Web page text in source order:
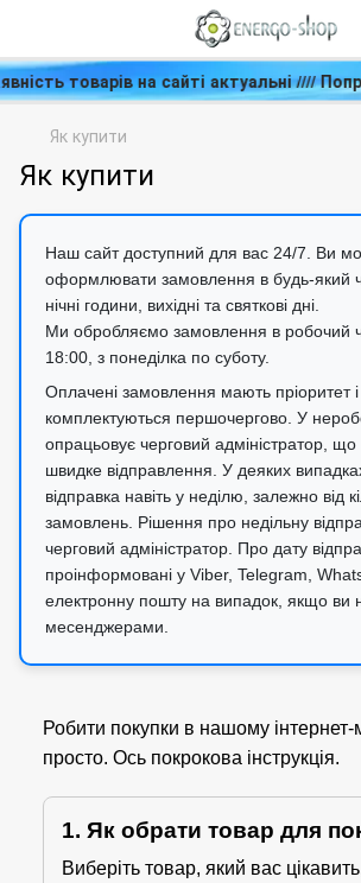
товарів на сайті актуальні ////
Як купити
Як купити
Наш сайт доступний для вас 24/7. Ви
оформлювати замовлення в будь-який
нічні години, вихідні та святкові дні.
Ми обробляємо замовлення в робочий
18:00, з понеділка по суботу.
Оплачені замовлення мають пріоритет і
комплектуються першочергово. У
опрацьовує черговий адміністратор, що
швидке відправлення. У деяких
відправка навіть у неділю, залежно від
замовлень. Рішення про недільну
черговий адміністратор. Про дату
проінформовані у Viber, Telegram,
електронну пошту на випадок, якщо ви
месенджерами.
Робити покупки в нашому інтернет-
просто. Ось покрокова інструкція.
1. Як обрати товар для
Виберіть товар, який вас